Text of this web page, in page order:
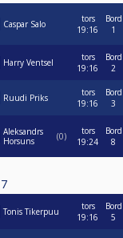
Caspar Salo
tors
19:16
Bord
1
Harry Ventsel
tors
19:16
Bord
2
Ruudi Priks
tors
19:16
Bord
3
Aleksandrs
Horsuns
0
tors
19:24
Bord
8
7
Tonis Tikerpuu
tors
19:16
Bord
5